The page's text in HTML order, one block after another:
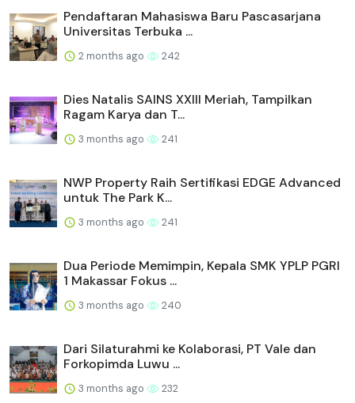
Pendaftaran Mahasiswa Baru Pascasarjana
Universitas Terbuka ...
2 months ago 242
Dies Natalis SAINS XXIII Meriah, Tampilkan
Ragam Karya dan T...
3 months ago 241
NWP Property Raih Sertifikasi EDGE Advanced
untuk The Park K...
3 months ago 241
Dua Periode Memimpin, Kepala SMK YPLP PGRI
1 Makassar Fokus ...
3 months ago 240
Dari Silaturahmi ke Kolaborasi, PT Vale dan
Forkopimda Luwu ...
3 months ago 232